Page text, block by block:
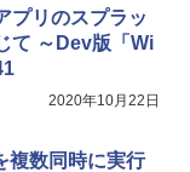
Scribe Colorsoft |
プレイ、64GBスト
載、明るさ自動調
レミアムペン付
プリのスプラッ
て ～Dev版「Wi
2020年10月22日
複数同時に実行